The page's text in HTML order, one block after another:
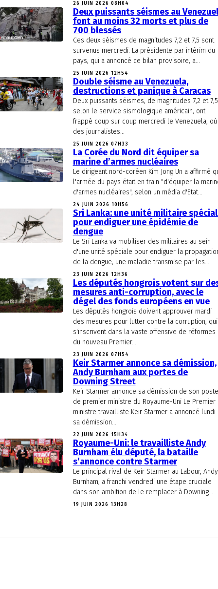
26 JUIN 2026 08H04
Deux puissants séismes au
font au moins 32 morts et plus de
700 blessés
Ces deux séismes de magnitudes 7,2 et 7,5 sont
survenus mercredi. La présidente par intérim du
pays, qui a annoncé ce bilan provisoire, a...
25 JUIN 2026 12H54
Double séisme au Venezuela,
destructions et panique à Caracas
Deux puissants séismes, de magnitudes 7,2 et 7,5
selon le service sismologique américain, ont
frappé coup sur coup mercredi le Venezuela, où
des journalistes...
25 JUIN 2026 07H33
La Corée du Nord dit équiper sa
marine d’armes nucléaires
Le dirigeant nord-coréen Kim Jong Un a affirmé
l'armée du pays était en train "d'équiper la
d'armes nucléaires", selon un média d'Etat...
24 JUIN 2026 10H56
Sri Lanka: une unité militaire
pour endiguer une épidémie de
dengue
Le Sri Lanka va mobiliser des militaires au sein
d'une unité spéciale pour endiguer la
de la dengue, une maladie transmise par les...
23 JUIN 2026 12H36
Les députés hongrois votent sur
mesures anti-corruption, avec le
dégel des fonds européens en vue
Les députés hongrois doivent approuver mardi
des mesures pour lutter contre la corruption, qui
s'inscrivent dans la vaste offensive de réformes
du nouveau Premier...
23 JUIN 2026 07H54
Keir Starmer annonce sa démission,
Andy Burnham aux portes de
Downing Street
Keir Starmer annonce sa démission de son poste
de premier ministre du Royaume-Uni Le Premier
ministre travailliste Keir Starmer a annoncé lundi
sa démission...
22 JUIN 2026 15H34
Royaume-Uni: le travailliste Andy
Burnham élu député, la bataille
s’annonce contre Starmer
Le principal rival de Keir Starmer au Labour, Andy
Burnham, a franchi vendredi une étape cruciale
dans son ambition de le remplacer à Downing...
19 JUIN 2026 13H28